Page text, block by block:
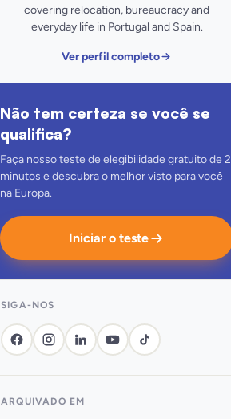
covering relocation, bureaucracy and
everyday life in Portugal and Spain.
Ver perfil completo
Não tem certeza se você se
qualifica?
Faça nosso teste de elegibilidade gratuito de 2
minutos e descubra o melhor visto para você
na Europa.
Iniciar o teste
SIGA-NOS
ARQUIVADO EM